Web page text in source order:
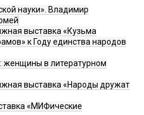
науки». Владимир
выставка «Кузьма
к Году единства народов
женщины в литературном
выставка «Народы дружат
«МИФические